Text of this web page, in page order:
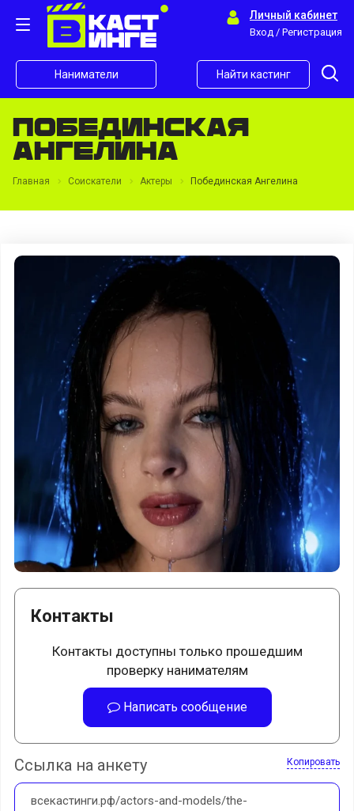
Личный кабинет
Вход / Регистрация
Наниматели Найти кастинг
Побединская
Ангелина
Главная Соискатели Актеры Побединская Ангелина
Контакты
Контакты доступны только прошедшим
проверку нанимателям
Написать сообщение
Ссылка на анкету Копировать
всекастинги.рф/actors-and-models/the-